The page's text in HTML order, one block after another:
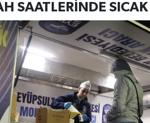
SAATLERİNDE